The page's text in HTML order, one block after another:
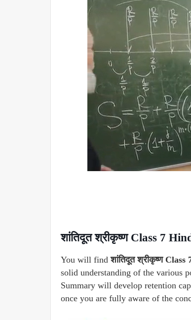
शांतिदूत श्रीकृष्ण Class 7
You will findशांतिदूत श्रीकृष्ण
solid understanding of the various
Summary will develop retention
once you are fully aware of the